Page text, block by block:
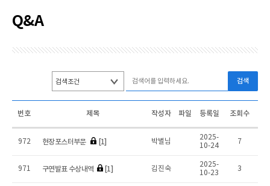
Q&A
검색
번호 제목 작성자 파일 등록일 조회수
972 현장포스터부문 [1] 박별님
2025-
10-24
7
971 구연발표 수상내역 [1] 김진숙
2025-
10-23
3